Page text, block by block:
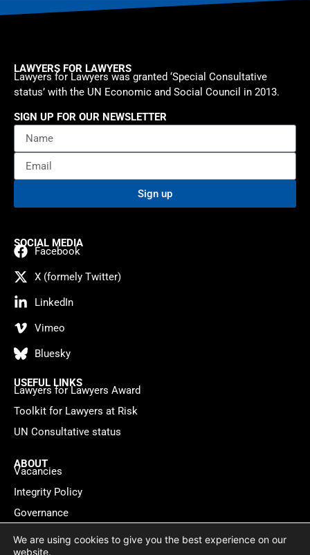
LAWYERS FOR LAWYERS
Lawyers for Lawyers was granted ‘Special Consultative
status’ with the UN Economic and Social Council in 2013.
SIGN UP FOR OUR NEWSLETTER
Sign up
SOCIAL MEDIA
Facebook
X (formely Twitter)
LinkedIn
Vimeo
Bluesky
USEFUL LINKS
Lawyers for Lawyers Award
Toolkit for Lawyers at Risk
UN Consultative status
ABOUT
Vacancies
Integrity Policy
Governance
Contact
We are using cookies to give you the best experience on our
website.